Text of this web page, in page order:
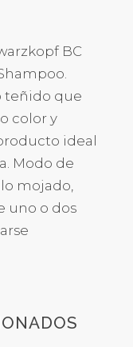
BC
teñido que
color y
ideal
Modo de
mojado,
uno o dos